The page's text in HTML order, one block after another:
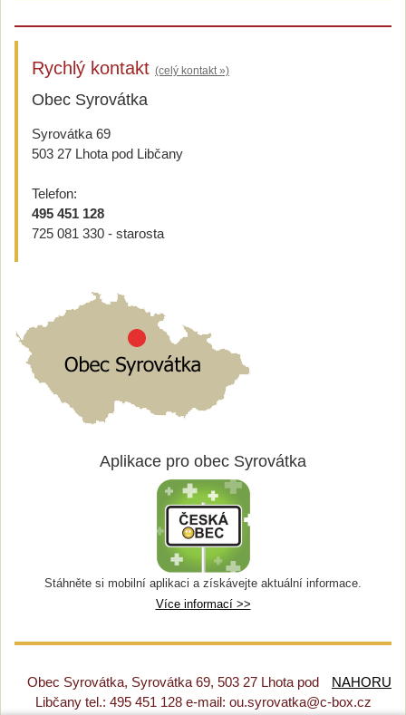
Rychlý kontakt (celý kontakt »)
Obec Syrovátka
Syrovátka 69
503 27 Lhota pod Libčany
Telefon:
495 451 128
725 081 330 - starosta
Aplikace pro obec Syrovátka
Stáhněte si mobilní aplikaci a získávejte aktuální informace.
Více informací >>
NAHORU
Obec Syrovátka, Syrovátka 69, 503 27 Lhota pod
Libčany tel.: 495 451 128 e-mail: ou.syrovatka@c-box.cz